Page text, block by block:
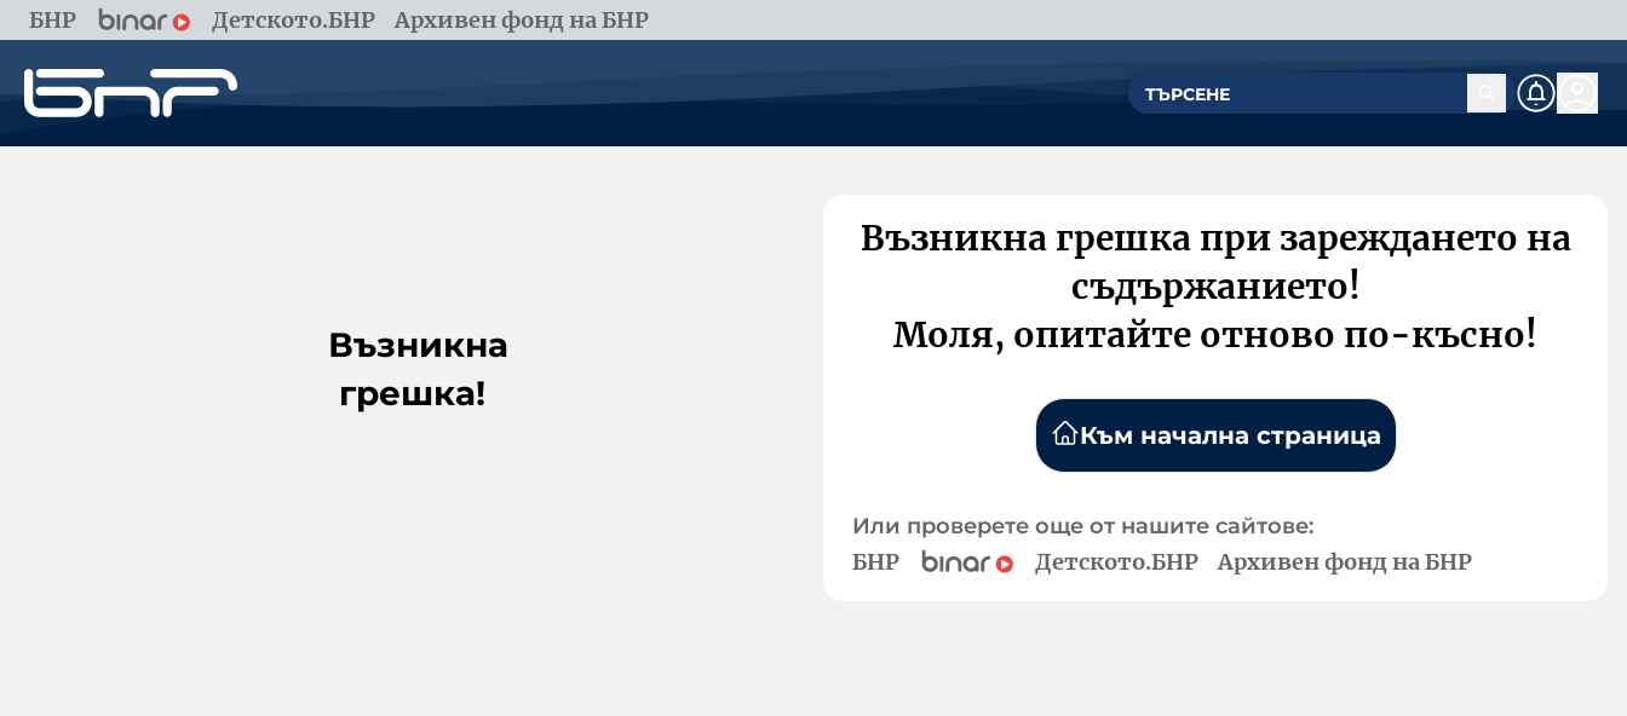
БНР Детското.БНР Архивен фонд на БНР
Възникна
грешка!
Възникна грешка при зареждането на
съдържанието!
Моля, опитайте отново по-късно!
Към начална страница
Или проверете още от нашите сайтове:
БНР Детското.БНР Архивен фонд на БНР